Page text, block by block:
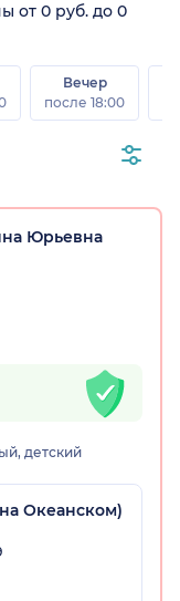
от 0 руб. до 0
Вечер
после 18:00
Юрьевна
детский
Океанском)